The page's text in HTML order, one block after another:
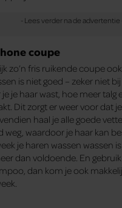
coupe
zo’n fris ruikende coupe
is niet goed – zeker niet
je je haar wast, hoe meer talg
Dit zorgt er weer voor dat
haal je alle goede
weg, waardoor je haar kan
je haren wassen wassen
dan voldoende. En
dan kom je ook